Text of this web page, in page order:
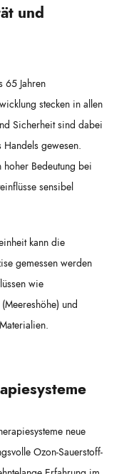
und
65 Jahren
stecken in allen
Sicherheit sind dabei
gewesen.
Bedeutung bei
sensibel
kann die
gemessen werden
wie
und
neue
Ozon-Sauerstoff-